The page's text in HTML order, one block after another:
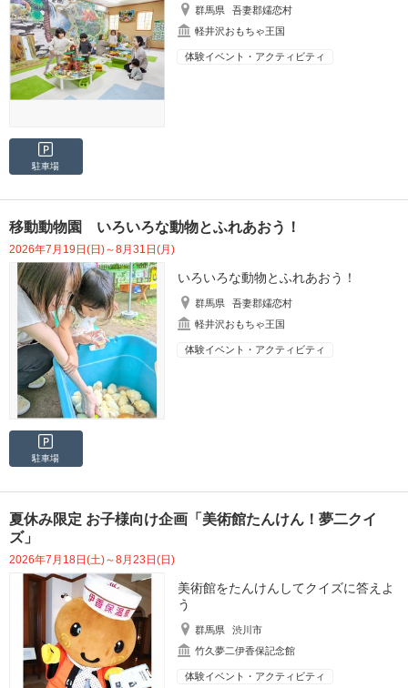
群馬県
吾妻郡嬬恋村
軽井沢おもちゃ王国
体験イベント・アクティビティ
駐車場
移動動物園 いろいろな動物とふれあおう！
2026年7月19日(日)～8月31日(月)
いろいろな動物とふれあおう！
群馬県
吾妻郡嬬恋村
軽井沢おもちゃ王国
体験イベント・アクティビティ
駐車場
夏休み限定 お子様向け企画「美術館たんけん！夢二クイ
ズ」
2026年7月18日(土)～8月23日(日)
美術館をたんけんしてクイズに答えよ
う
群馬県
渋川市
竹久夢二伊香保記念館
体験イベント・アクティビティ